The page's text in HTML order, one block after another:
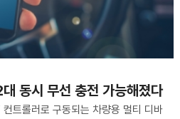
동시 무선 충전 가능해졌다
트롤러로 구동되는 차량용 멀티 디바